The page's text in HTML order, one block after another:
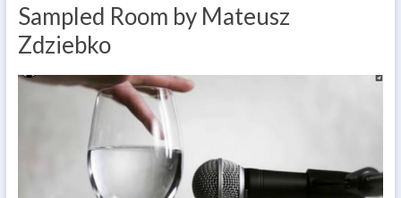
Sampled Room by Mateusz
Zdziebko